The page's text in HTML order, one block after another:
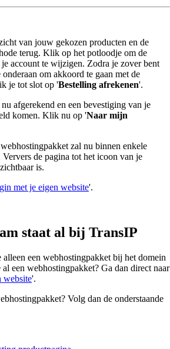
van jouw gekozen producten en de
terug. Klik op het potloodje om de
je account te wijzigen. Zodra je zover bent
om akkoord te gaan met de
je tot slot op 'Bestelling afrekenen'.
afgerekend en een bevestiging van je
komen. Klik nu op 'Naar mijn
zal nu binnen enkele
de pagina tot het icoon van je
is.
met je eigen website'.
staat al bij TransIP
een webhostingpakket bij het domein
een webhostingpakket? Ga dan direct naar
website'.
Volg dan de onderstaande